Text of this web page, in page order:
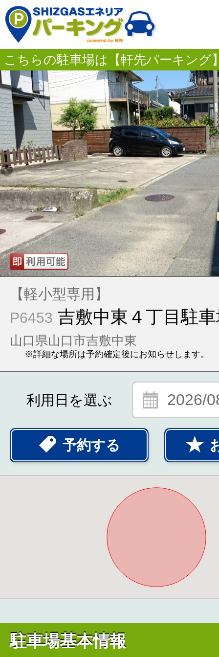
こちらの駐車場は【軒先パーキング
【軽小型専用】
P6453 吉敷中東４丁目駐
山口県山口市吉敷中東
※詳細な場所は予約確定後にお知らせします。
利用日を選ぶ 2026/
予約する
駐車場基本情報